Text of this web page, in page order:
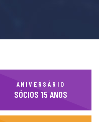
ANIVERSÁRIO
SÓCIOS 15 ANOS